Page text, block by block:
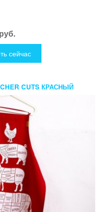
сейчас
CUTS КРАСНЫЙ